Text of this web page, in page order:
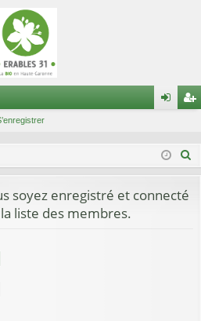
xi
on
eg
ist
soyez enregistré et connecté
liste des membres.